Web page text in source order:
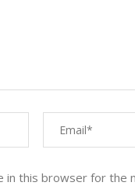
in this browser for the